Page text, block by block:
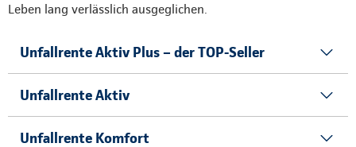
Leben lang verlässlich ausgeglichen.
Unfallrente Aktiv Plus – der TOP-Seller
Unfallrente Aktiv
Unfallrente Komfort